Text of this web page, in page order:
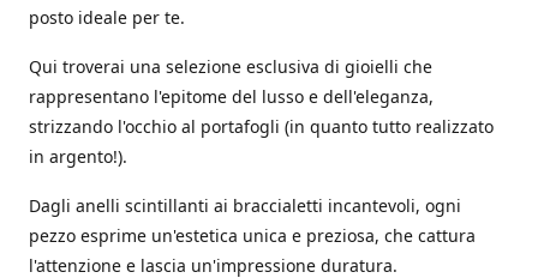
posto ideale per te.
Qui troverai una selezione esclusiva di gioielli che
rappresentano l'epitome del lusso e dell'eleganza,
strizzando l'occhio al portafogli (in quanto tutto realizzato
in argento!).
Dagli anelli scintillanti ai braccialetti incantevoli, ogni
pezzo esprime un'estetica unica e preziosa, che cattura
l'attenzione e lascia un'impressione duratura.